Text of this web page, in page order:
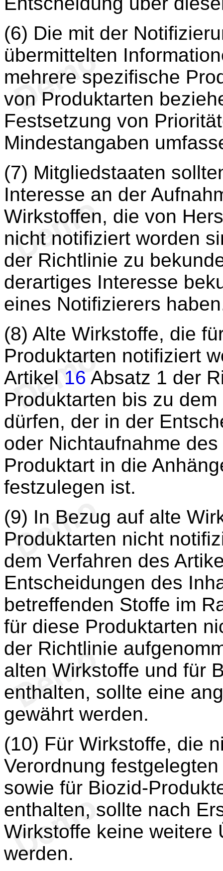
(6) Die mit der
übermittelten
mehrere spezifische
von Produktarten
Festsetzung von
Mindestangaben
(7) Mitgliedstaaten
Interesse an der
Wirkstoffen, die von
nicht notifiziert worden
der Richtlinie zu
derartiges Interesse
eines Notifizierers
(8) Alte Wirkstoffe, die
Produktarten notifiziert
Artikel 16 Absatz 1 der
Produktarten bis zu
dürfen, der in der
oder Nichtaufnahme
Produktart in die
festzulegen ist.
(9) In Bezug auf alte
Produktarten nicht
dem Verfahren des
Entscheidungen des
betreffenden Stoffe im
für diese Produktarten
der Richtlinie
alten Wirkstoffe und für
enthalten, sollte eine
gewährt werden.
(10) Für Wirkstoffe, die
Verordnung
sowie für Biozid-
enthalten, sollte nach
Wirkstoffe keine weitere
werden.